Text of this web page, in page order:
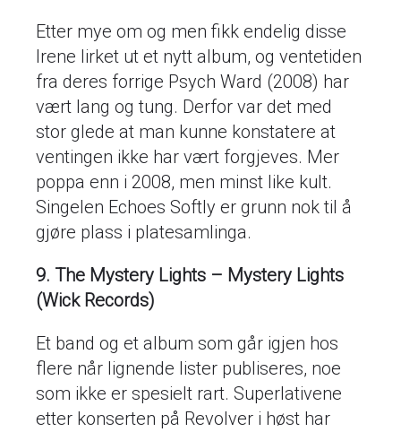
Etter mye om og men fikk endelig disse
Irene lirket ut et nytt album, og ventetiden
fra deres forrige Psych Ward (2008) har
vært lang og tung. Derfor var det med
stor glede at man kunne konstatere at
ventingen ikke har vært forgjeves. Mer
poppa enn i 2008, men minst like kult.
Singelen Echoes Softly er grunn nok til å
gjøre plass i platesamlinga.
9. The Mystery Lights – Mystery Lights
(Wick Records)
Et band og et album som går igjen hos
flere når lignende lister publiseres, noe
som ikke er spesielt rart. Superlativene
etter konserten på Revolver i høst har